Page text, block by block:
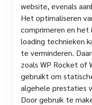
website, evenals
Het optimaliseren
comprimeren en het
loading technieken
te verminderen.
zoals WP Rocket of
gebruikt om
algehele prestaties
Door gebruik te